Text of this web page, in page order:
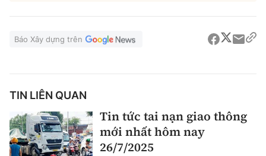
Báo Xây dựng trên
TIN LIÊN QUAN
Tin tức tai nạn giao thông
mới nhất hôm nay
26/7/2025